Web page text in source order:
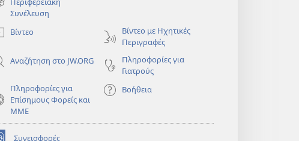
Συνέλευση
Βίντεο
Βίντεο με Ηχητικές
Περιγραφές
Αναζήτηση στο JW.ORG
Πληροφορίες για
Γιατρούς
Πληροφορίες για
Επίσημους Φορείς και
ΜΜΕ
Βοήθεια
Συνεισφορές